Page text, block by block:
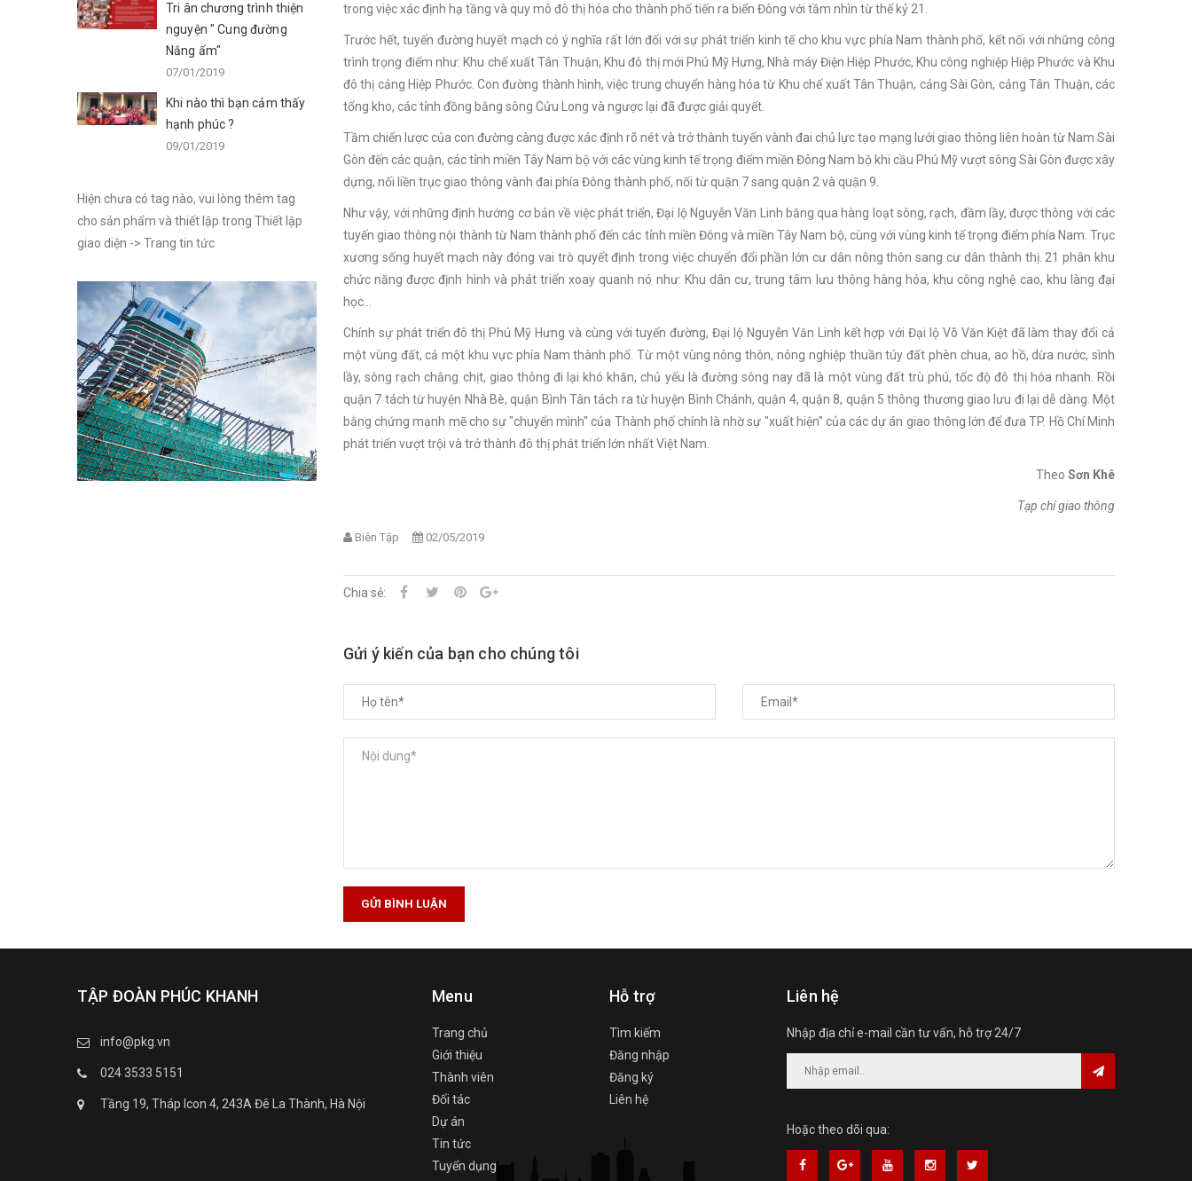
trong việc xác định hạ tầng và quy mô đô thị hóa cho thành phố tiến ra biển Đông với tầm nhìn từ thế kỷ 21.
Trước hết, tuyến đường huyết mạch có ý nghĩa rất lớn đối với sự phát triển kinh tế cho khu vực phía Nam thành phố, kết nối với những công
trình trọng điểm như: Khu chế xuất Tân Thuận, Khu đô thị mới Phú Mỹ Hưng, Nhà máy Điện Hiệp Phước, Khu công nghiệp Hiệp Phước và Khu
đô thị cảng Hiệp Phước. Con đường thành hình, việc trung chuyển hàng hóa từ Khu chế xuất Tân Thuận, cảng Sài Gòn, cảng Tân Thuận, các
tổng kho, các tỉnh đồng bằng sông Cửu Long và ngược lại đã được giải quyết.
Tầm chiến lược của con đường càng được xác định rõ nét và trở thành tuyến vành đai chủ lực tạo mạng lưới giao thông liên hoàn từ Nam Sài
Gòn đến các quận, các tỉnh miền Tây Nam bộ với các vùng kinh tế trọng điểm miền Đông Nam bộ khi cầu Phú Mỹ vượt sông Sài Gòn được xây
dựng, nối liền trục giao thông vành đai phía Đông thành phố, nối từ quận 7 sang quận 2 và quận 9.
Như vậy, với những định hướng cơ bản về việc phát triển, Đại lộ Nguyễn Văn Linh băng qua hàng loạt sông, rạch, đầm lầy, được thông với các
tuyến giao thông nội thành từ Nam thành phố đến các tỉnh miền Đông và miền Tây Nam bộ, cùng với vùng kinh tế trọng điểm phía Nam. Trục
xương sống huyết mạch này đóng vai trò quyết định trong việc chuyển đổi phần lớn cư dân nông thôn sang cư dân thành thị. 21 phân khu
chức năng được định hình và phát triển xoay quanh nó như: Khu dân cư, trung tâm lưu thông hàng hóa, khu công nghệ cao, khu làng đại
học...
Chính sự phát triển đô thị Phú Mỹ Hưng và cùng với tuyến đường, Đại lộ Nguyễn Văn Linh kết hợp với Đại lộ Võ Văn Kiệt đã làm thay đổi cả
một vùng đất, cả một khu vực phía Nam thành phố. Từ một vùng nông thôn, nông nghiệp thuần túy đất phèn chua, ao hồ, dừa nước, sình
lầy, sông rạch chằng chịt, giao thông đi lại khó khăn, chủ yếu là đường sông nay đã là một vùng đất trù phú, tốc độ đô thị hóa nhanh. Rồi
quận 7 tách từ huyện Nhà Bè, quận Bình Tân tách ra từ huyện Bình Chánh, quận 4, quận 8, quận 5 thông thương giao lưu đi lại dễ dàng. Một
bằng chứng mạnh mẽ cho sự "chuyển mình" của Thành phố chính là nhờ sự "xuất hiện" của các dự án giao thông lớn để đưa TP. Hồ Chí Minh
phát triển vượt trội và trở thành đô thị phát triển lớn nhất Việt Nam.
Theo Sơn Khê
Tạp chí giao thông
Biên Tập 02/05/2019
Chia sẻ:
Gửi ý kiến của bạn cho chúng tôi
GỬI BÌNH LUẬN
Tri ân chương trình thiện
nguyện " Cung đường
Nắng ấm"
07/01/2019
Khi nào thì bạn cảm thấy
hạnh phúc ?
09/01/2019
Hiện chưa có tag nào, vui lòng thêm tag
cho sản phẩm và thiết lập trong Thiết lập
giao diện -> Trang tin tức
TẬP ĐOÀN PHÚC KHANH
info@pkg.vn
024 3533 5151
Tầng 19, Tháp Icon 4, 243A Đê La Thành, Hà Nội
Menu
Trang chủ
Giới thiệu
Thành viên
Đối tác
Dự án
Tin tức
Tuyển dụng
Hỗ trợ
Tìm kiếm
Đăng nhập
Đăng ký
Liên hệ
Liên hệ
Nhập địa chỉ e-mail cần tư vấn, hỗ trợ 24/7
Hoặc theo dõi qua: